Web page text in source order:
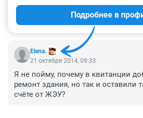
А счас как платить или не
Elena.
Подробнее в
21 октября 2014, 09:33
Я не пойму, почему в квитанции
ремонт здания, но так и оставили
счёте от ЖЭУ?